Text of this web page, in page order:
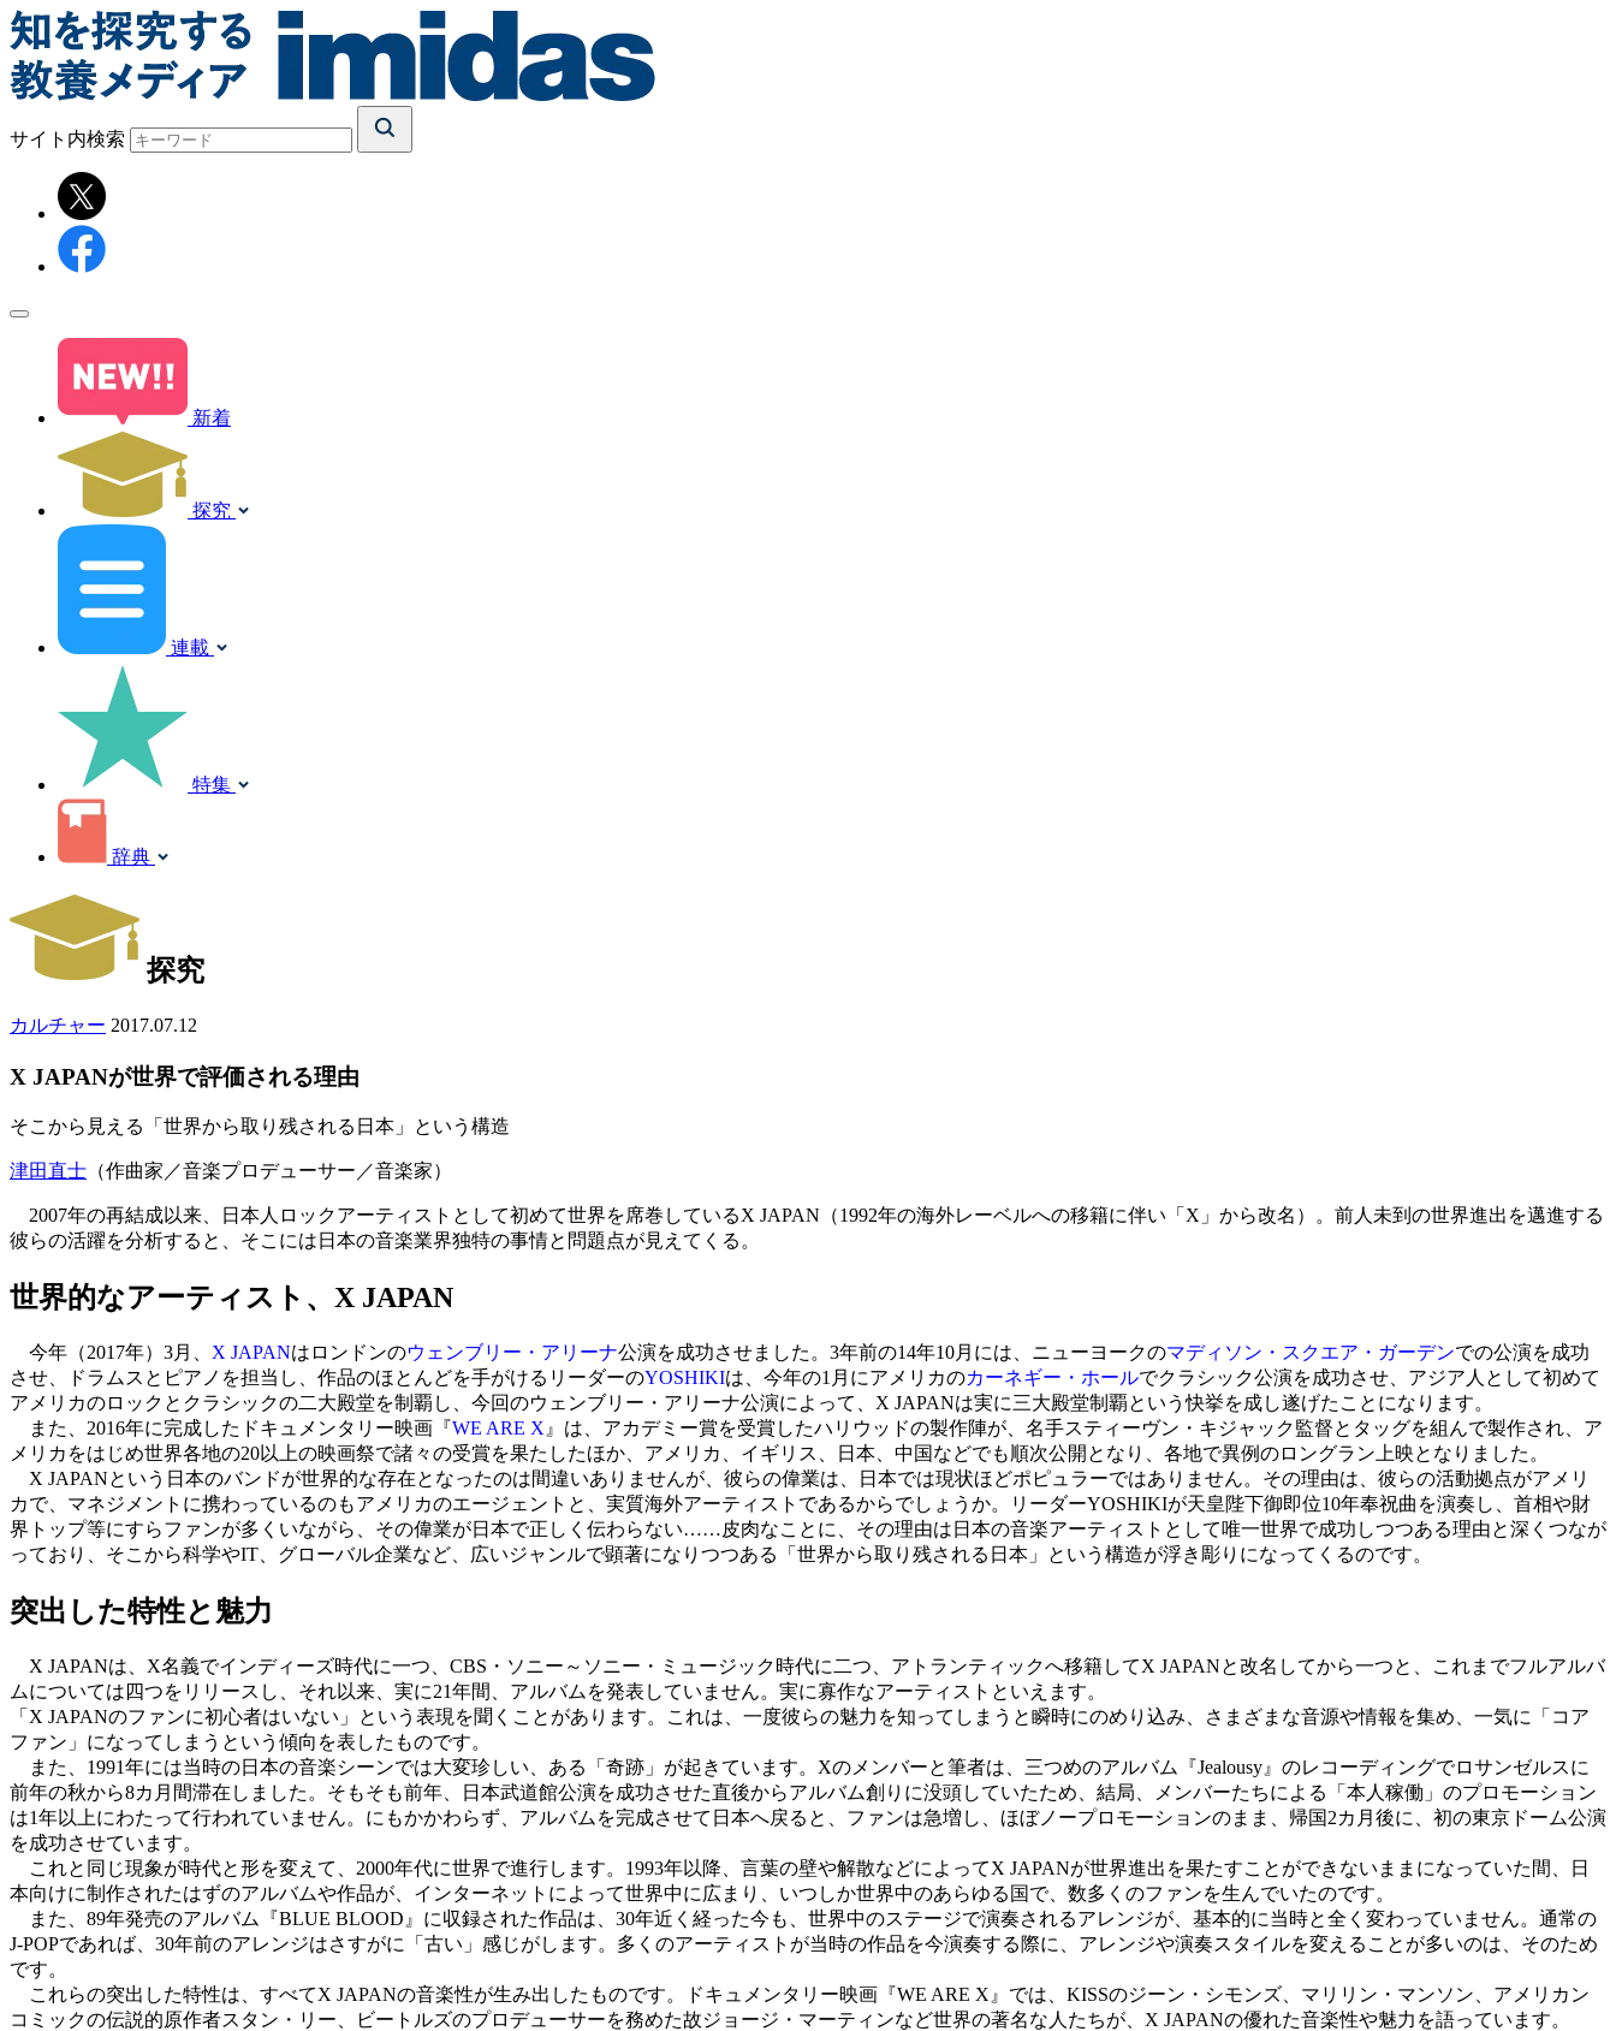
サイト内検索
新着
探究
連載
特集
辞典
探究
カルチャー 2017.07.12
X JAPANが世界で評価される理由
そこから見える「世界から取り残される日本」という構造
津田直士 （作曲家／音楽プロデューサー／音楽家）
2007年の再結成以来、日本人ロックアーティストとして初めて世界を席巻しているX JAPAN （1992年の海外レーベルへの移籍に伴い「X」から改名）。前人未到の世界進出を邁進する
彼らの活躍を分析すると、そこには日本の音楽業界独特の事情と問題点が見えてくる。
世界的なアーティスト、X JAPAN
今年（2017年）3月、 X JAPANはロンドンのウェンブリー・アリーナ公演を成功させました。3年前の14年10月には、ニューヨークのマディソン・スクエア・ガーデンでの公演を成功
させ、ドラムスとピアノを担当し、作品のほとんどを手がけるリーダーのYOSHIKIは、今年の1月にアメリカのカーネギー・ホールでクラシック公演を成功させ、アジア人として初めて
アメリカのロックとクラシックの二大殿堂を制覇し、今回のウェンブリー・アリーナ公演によって、X JAPANは実に三大殿堂制覇という快挙を成し遂げたことになります。
また、2016年に完成したドキュメンタリー映画『WE ARE X 』は、アカデミー賞を受賞したハリウッドの製作陣が、名手スティーヴン・キジャック監督とタッグを組んで製作され、ア
メリカをはじめ世界各地の20以上の映画祭で諸々の受賞を果たしたほか、アメリカ、イギリス、日本、中国などでも順次公開となり、各地で異例のロングラン上映となりました。
X JAPANという日本のバンドが世界的な存在となったのは間違いありませんが、彼らの偉業は、日本では現状ほどポピュラーではありません。その理由は、彼らの活動拠点がアメリ
カで、マネジメントに携わっているのもアメリカのエージェントと、実質海外アーティストであるからでしょうか。リーダーYOSHIKIが天皇陛下御即位10年奉祝曲を演奏し、首相や財
界トップ等にすらファンが多くいながら、その偉業が日本で正しく伝わらない……皮肉なことに、その理由は日本の音楽アーティストとして唯一世界で成功しつつある理由と深くつなが
っており、そこから科学やIT、グローバル企業など、広いジャンルで顕著になりつつある「世界から取り残される日本」という構造が浮き彫りになってくるのです。
突出した特性と魅力
X JAPANは、X名義でインディーズ時代に一つ、CBS・ソニー～ソニー・ミュージック時代に二つ、アトランティックへ移籍してX JAPANと改名してから一つと、これまでフルアルバ
ムについては四つをリリースし、それ以来、実に21年間、アルバムを発表していません。実に寡作なアーティストといえます。
「X JAPANのファンに初心者はいない」という表現を聞くことがあります。これは、一度彼らの魅力を知ってしまうと瞬時にのめり込み、さまざまな音源や情報を集め、一気に「コア
ファン」になってしまうという傾向を表したものです。
また、1991年には当時の日本の音楽シーンでは大変珍しい、ある「奇跡」が起きています。Xのメンバーと筆者は、三つめのアルバム『Jealousy』のレコーディングでロサンゼルスに
前年の秋から8カ月間滞在しました。そもそも前年、日本武道館公演を成功させた直後からアルバム創りに没頭していたため、結局、メンバーたちによる「本人稼働」のプロモーション
は1年以上にわたって行われていません。にもかかわらず、アルバムを完成させて日本へ戻ると、ファンは急増し、ほぼノープロモーションのまま、帰国2カ月後に、初の東京ドーム公演
を成功させています。
これと同じ現象が時代と形を変えて、2000年代に世界で進行します。1993年以降、言葉の壁や解散などによってX JAPANが世界進出を果たすことができないままになっていた間、日
本向けに制作されたはずのアルバムや作品が、インターネットによって世界中に広まり、いつしか世界中のあらゆる国で、数多くのファンを生んでいたのです。
また、89年発売のアルバム『BLUE BLOOD』に収録された作品は、30年近く経った今も、世界中のステージで演奏されるアレンジが、基本的に当時と全く変わっていません。通常の
J-POPであれば、30年前のアレンジはさすがに「古い」感じがします。多くのアーティストが当時の作品を今演奏する際に、アレンジや演奏スタイルを変えることが多いのは、そのため
です。
これらの突出した特性は、すべてX JAPANの音楽性が生み出したものです。ドキュメンタリー映画『WE ARE X』では、KISSのジーン・シモンズ、マリリン・マンソン、アメリカン
コミックの伝説的原作者スタン・リー、ビートルズのプロデューサーを務めた故ジョージ・マーティンなど世界の著名な人たちが、X JAPANの優れた音楽性や魅力を語っています。